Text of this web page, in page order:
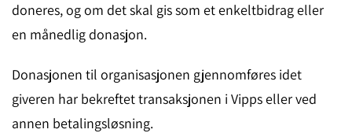
doneres, og om det skal gis som et enkeltbidrag eller
en månedlig donasjon.
Donasjonen til organisasjonen gjennomføres idet
giveren har bekreftet transaksjonen i Vipps eller ved
annen betalingsløsning.